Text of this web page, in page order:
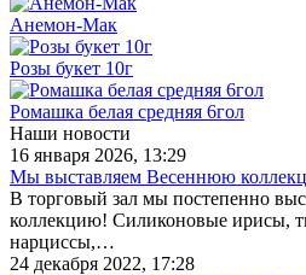
Анемон-Мак
Розы букет 10г
Ромашка белая средняя 6гол
Наши новости
16 января 2026, 13:29
Мы выставляем Весеннюю
В торговый зал мы постепенно
коллекцию! Силиконовые ирисы,
нарциссы,…
24 декабря 2022, 17:28